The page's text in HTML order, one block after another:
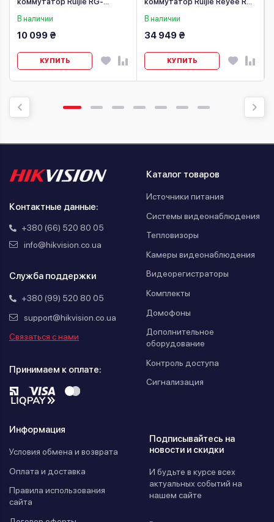
В наличии
10 099 ₴
КУПИТЬ
В наличии
34 949 ₴
КУПИТЬ
Контактные данные:
+380 (66) 520 80 05
info@hikvision.co.ua
Служба поддержки
+380 (99) 520 80 05
support@hikvision.co.ua
Связаться с нами
Принимаем к оплате:
Каталог товаров
Источники питания
Системы видеонаблюдения
Тепловизоры
Камеры видеонаблюдения
Видеорегистраторы
Комплекты
Домофоны
Дополнительное
оборудование
Контроль доступа
Сигнализация
Информация
Условия обмена и возврата
Оплата и доставка
Правила использования
сайта
Подписывайтесь на
новости и скидки
И будьте в курсе всех
актуальных событий на
нашем сайте